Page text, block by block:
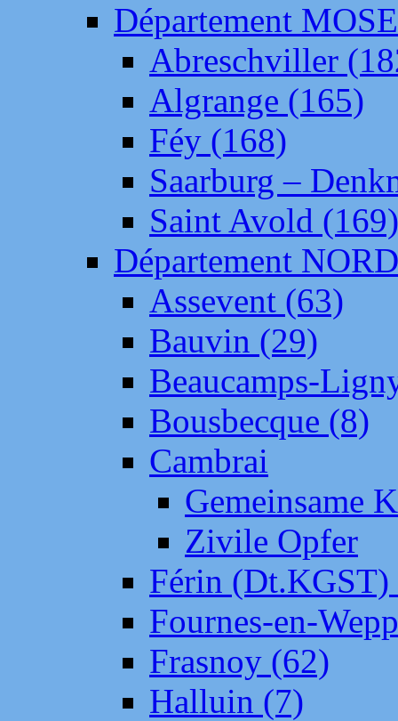
Département
Abreschviller
Algrange (165)
Féy (168)
Saarburg –
Saint Avold (169)
Département NORD
Assevent (63)
Bauvin (29)
Beaucamps-
Bousbecque (8)
Cambrai
Gemeinsame
Zivile Opfer
Férin (Dt.KGST)
Fournes-en-
Frasnoy (62)
Halluin (7)